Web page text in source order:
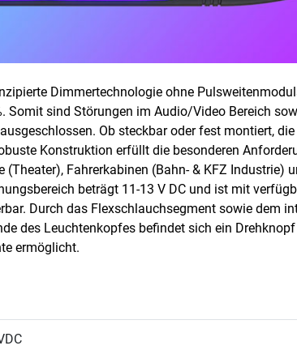
Dimmertechnologie ohne
Somit sind Störungen im Audio/Video Bereich
Ob steckbar oder fest montiert,
Konstruktion erfüllt die besonderen
Fahrerkabinen (Bahn- & KFZ Industrie)
beträgt 11-13 V DC und ist mit
Durch das Flexschlauchsegment sowie dem
des Leuchtenkopfes befindet sich ein
ermöglicht.